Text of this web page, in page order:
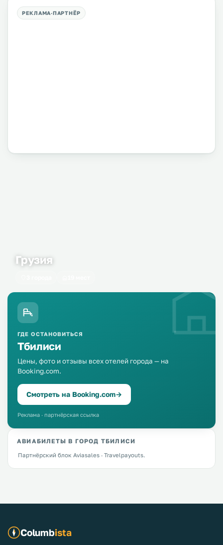
Грузия
ГДЕ ОСТАНОВИТЬСЯ
Тбилиси
Цены, фото и отзывы всех отелей города — на
Booking.com.
Смотреть на Booking.com→
Реклама · партнёрская ссылка
АВИАБИЛЕТЫ В ГОРОД ТБИЛИСИ
Партнёрский блок Aviasales · Travelpayouts.
Columbista